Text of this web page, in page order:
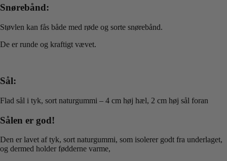
Snørebånd:
Støvlen kan fås både med røde og sorte snørebånd.
De er runde og kraftigt vævet.
Sål:
Flad sål i tyk, sort naturgummi – 4 cm høj hæl, 2 cm høj sål foran
Sålen er god!
Den er lavet af tyk, sort naturgummi, som isolerer godt fra underlaget,
og dermed holder fødderne varme,